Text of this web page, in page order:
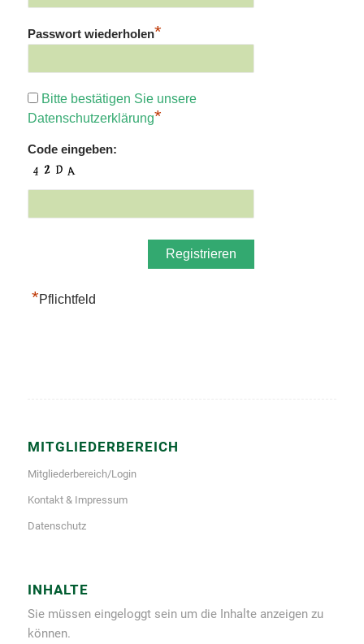
Passwort wiederholen*
Bitte bestätigen Sie unsere
Datenschutzerklärung*
Code eingeben:
*Pflichtfeld
MITGLIEDERBEREICH
Mitgliederbereich/Login
Kontakt & Impressum
Datenschutz
INHALTE
Sie müssen eingeloggt sein um die Inhalte anzeigen zu
können.